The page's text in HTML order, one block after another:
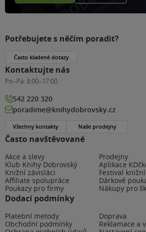
Často navštěvované
Akce a slevy
Prodejny
Klub Knihy Dobrovský
Aplikace
Knižní závisláci
Festival
Affiliate spolupráce
Dárkové
Poukazy pro firmy
Nákupy pro
Dodací podmínky
Platební metody
Doprava
Obchodní podmínky
Reklamace a
Potřebujete s něčím poradit?
Často kladené dotazy
Kontaktujte nás
Po–Pá: 8:00–17:00
542 220 320
poradime@knihydobrovsky.cz
Všechny kontakty Naše prodejny